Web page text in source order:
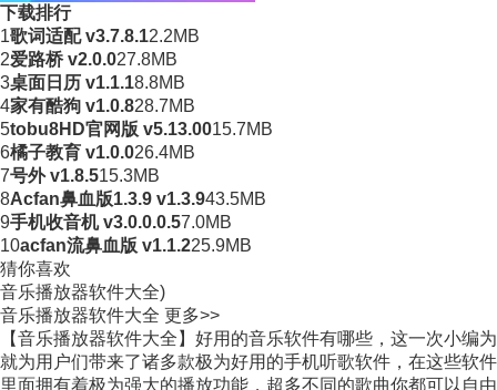
下载排行
1歌词适配 v3.7.8.12.2MB
2爱路桥 v2.0.027.8MB
3桌面日历 v1.1.18.8MB
4家有酷狗 v1.0.828.7MB
5tobu8HD官网版 v5.13.0015.7MB
6橘子教育 v1.0.026.4MB
7号外 v1.8.515.3MB
8Acfan鼻血版1.3.9 v1.3.943.5MB
9手机收音机 v3.0.0.0.57.0MB
10acfan流鼻血版 v1.1.225.9MB
猜你喜欢
音乐播放器软件大全)
音乐播放器软件大全 更多>>
【音乐播放器软件大全】好用的音乐软件有哪些，这一次小编为
就为用户们带来了诸多款极为好用的手机听歌软件，在这些软件
里面拥有着极为强大的播放功能，超多不同的歌曲你都可以自由